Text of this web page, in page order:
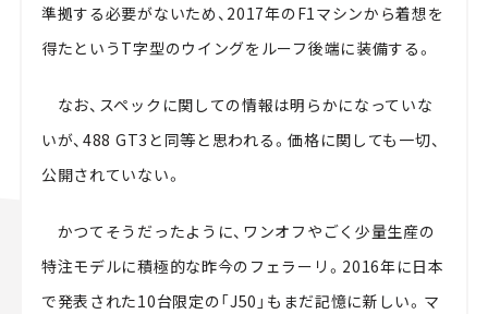
準拠する必要がないため、2017年のF1マシンから着想を
得たというT字型のウイングをルーフ後端に装備する。
なお、スペックに関しての情報は明らかになっていな
いが、488 GT3と同等と思われる。価格に関しても一切、
公開されていない。
かつてそうだったように、ワンオフやごく少量生産の
特注モデルに積極的な昨今のフェラーリ。2016年に日本
で発表された10台限定の「J50」もまだ記憶に新しい。マ